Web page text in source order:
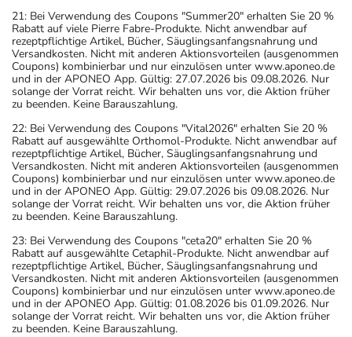
21: Bei Verwendung des Coupons "Summer20" erhalten Sie 20 %
Rabatt auf viele Pierre Fabre-Produkte. Nicht anwendbar auf
rezeptpflichtige Artikel, Bücher, Säuglingsanfangsnahrung und
Versandkosten. Nicht mit anderen Aktionsvorteilen (ausgenommen
Coupons) kombinierbar und nur einzulösen unter www.aponeo.de
und in der APONEO App. Gültig: 27.07.2026 bis 09.08.2026. Nur
solange der Vorrat reicht. Wir behalten uns vor, die Aktion früher
zu beenden. Keine Barauszahlung.
22: Bei Verwendung des Coupons "Vital2026" erhalten Sie 20 %
Rabatt auf ausgewählte Orthomol-Produkte. Nicht anwendbar auf
rezeptpflichtige Artikel, Bücher, Säuglingsanfangsnahrung und
Versandkosten. Nicht mit anderen Aktionsvorteilen (ausgenommen
Coupons) kombinierbar und nur einzulösen unter www.aponeo.de
und in der APONEO App. Gültig: 29.07.2026 bis 09.08.2026. Nur
solange der Vorrat reicht. Wir behalten uns vor, die Aktion früher
zu beenden. Keine Barauszahlung.
23: Bei Verwendung des Coupons "ceta20" erhalten Sie 20 %
Rabatt auf ausgewählte Cetaphil-Produkte. Nicht anwendbar auf
rezeptpflichtige Artikel, Bücher, Säuglingsanfangsnahrung und
Versandkosten. Nicht mit anderen Aktionsvorteilen (ausgenommen
Coupons) kombinierbar und nur einzulösen unter www.aponeo.de
und in der APONEO App. Gültig: 01.08.2026 bis 01.09.2026. Nur
solange der Vorrat reicht. Wir behalten uns vor, die Aktion früher
zu beenden. Keine Barauszahlung.